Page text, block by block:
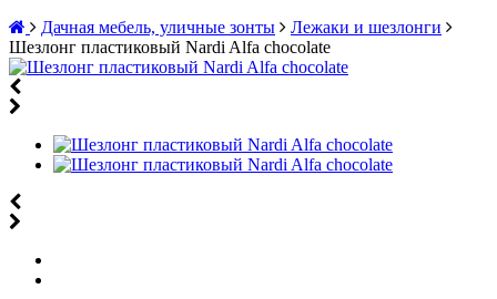
Дачная мебель, уличные зонты
Лежаки и шезлонги
Шезлонг пластиковый Nardi Alfa chocolate